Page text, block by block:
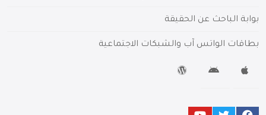
بوابة الباحث عن الحقيقة
بطاقات الواتس آب والشبكات الاجتماعية